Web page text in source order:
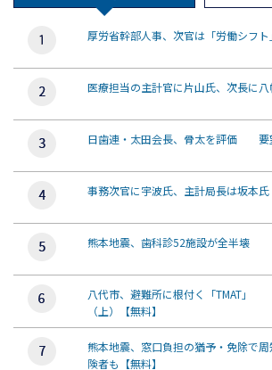
厚労省幹部人事、次官は「労働シフト
医療担当の主計官に片山氏、次長
日歯連・太田会長、骨太を評価 要
事務次官に宇波氏、主計局長は坂
熊本地震、歯科診52施設が全半壊
八代市、避難所に根付く「TMAT」
（上）【無料】
熊本地震、窓口負担の猶予・免除
険者も【無料】